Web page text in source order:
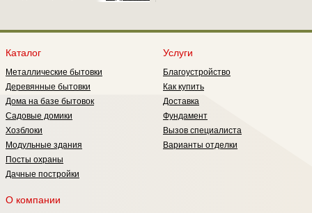
уникальную возможность положить
обеспечить круглогодичное
Каталог
Металлические бытовки
Деревянные бытовки
Дома на базе бытовок
Садовые домики
Хозблоки
Модульные здания
Посты охраны
Дачные постройки
Услуги
Благоустройство
Как купить
Доставка
Фундамент
Вызов специалиста
Варианты отделки
О компании